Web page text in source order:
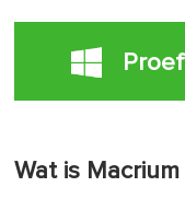
Wat is